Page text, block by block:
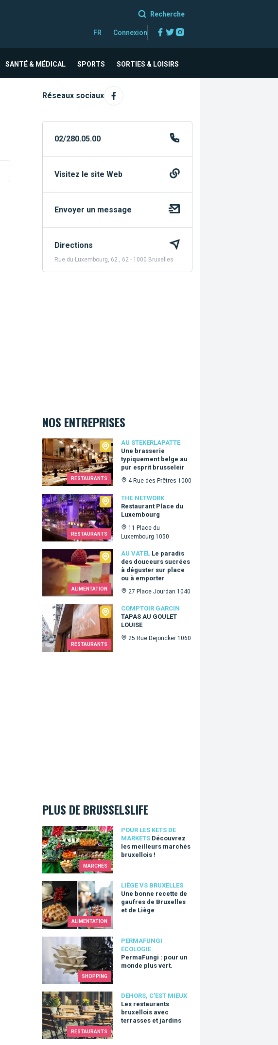
Recherche
FR Connexion Facebook
Twitter
SANTÉ & MÉDICAL SPORTS SORTIES & LOISIRS
Réseaux sociaux
02/280.05.00
Visitez le site Web
Envoyer un message
Directions
Rue du Luxembourg, 62 , 62 - 1000 Bruxelles
NOS ENTREPRISES
RESTAURANTS
AU STEKERLAPATTE
Une brasserie
typiquement belge au
pur esprit brusseleir
4 Rue des Prêtres 1000
Au Stekerlapatte
RESTAURANTS
THE NETWORK
Restaurant Place du
Luxembourg
11 Place du
Luxembourg 1050
The Network
ALIMENTATION
AU VATEL Le paradis
des douceurs sucrées
à déguster sur place
ou à emporter
27 Place Jourdan 1040
RESTAURANTS
COMPTOIR GARCIN
TAPAS AU GOULET
LOUISE
25 Rue Dejoncker 1060
Comptoir Garcin
PLUS DE BRUSSELSLIFE
MARCHÉS
POUR LES KETS DE
MARKETS Découvrez
les meilleurs marchés
bruxellois !
Découvrez les meilleurs marchés bruxellois !
ALIMENTATION
LIÈGE VS BRUXELLES
Une bonne recette de
gaufres de Bruxelles
et de Liège
Une bonne recette de gaufres de Bruxelles et de Liège
SHOPPING
PERMAFUNGI
ÉCOLOGIE.
PermaFungi : pour un
monde plus vert.
PermaFungi : pour un monde plus vert.
RESTAURANTS
DEHORS, C'EST MIEUX
Les restaurants
bruxellois avec
terrasses et jardins
Les restaurants bruxellois avec terrasses et jardins